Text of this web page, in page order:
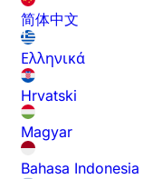
简体中文
Ελληνικά
Hrvatski
Magyar
Bahasa Indonesia